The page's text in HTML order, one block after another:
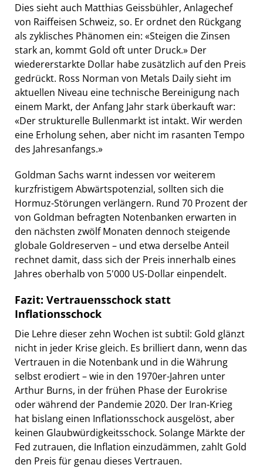
Dies sieht auch Matthias Geissbühler, Anlagechef
von Raiffeisen Schweiz, so. Er ordnet den Rückgang
als zyklisches Phänomen ein: «Steigen die Zinsen
stark an, kommt Gold oft unter Druck.» Der
wiedererstarkte Dollar habe zusätzlich auf den Preis
gedrückt. Ross Norman von Metals Daily sieht im
aktuellen Niveau eine technische Bereinigung nach
einem Markt, der Anfang Jahr stark überkauft war:
«Der strukturelle Bullenmarkt ist intakt. Wir werden
eine Erholung sehen, aber nicht im rasanten Tempo
des Jahresanfangs.»
Goldman Sachs warnt indessen vor weiterem
kurzfristigem Abwärtspotenzial, sollten sich die
Hormuz-Störungen verlängern. Rund 70 Prozent der
von Goldman befragten Notenbanken erwarten in
den nächsten zwölf Monaten dennoch steigende
globale Goldreserven – und etwa derselbe Anteil
rechnet damit, dass sich der Preis innerhalb eines
Jahres oberhalb von 5'000 US-Dollar einpendelt.
Fazit: Vertrauensschock statt
Inflationsschock
Die Lehre dieser zehn Wochen ist subtil: Gold glänzt
nicht in jeder Krise gleich. Es brilliert dann, wenn das
Vertrauen in die Notenbank und in die Währung
selbst erodiert – wie in den 1970er-Jahren unter
Arthur Burns, in der frühen Phase der Eurokrise
oder während der Pandemie 2020. Der Iran-Krieg
hat bislang einen Inflationsschock ausgelöst, aber
keinen Glaubwürdigkeitsschock. Solange Märkte der
Fed zutrauen, die Inflation einzudämmen, zahlt Gold
den Preis für genau dieses Vertrauen.